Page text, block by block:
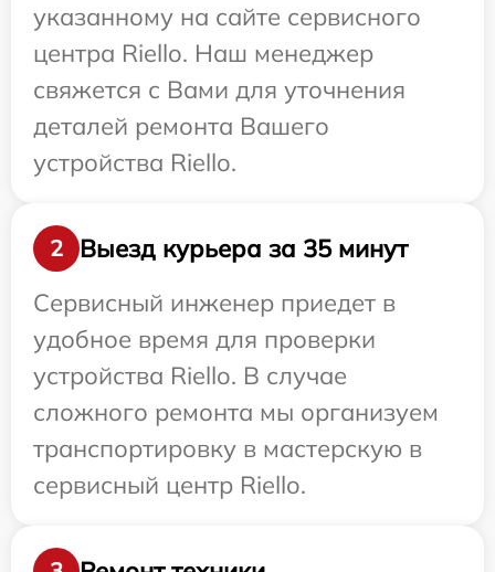
указанному на сайте сервисного
центра Riello. Наш менеджер
свяжется с Вами для уточнения
деталей ремонта Вашего
устройства Riello.
2
Выезд курьера за 35 минут
Сервисный инженер приедет в
удобное время для проверки
устройства Riello. В случае
сложного ремонта мы организуем
транспортировку в мастерскую в
сервисный центр Riello.